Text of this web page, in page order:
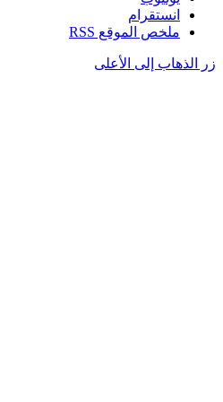
انستقرام
ملخص الموقع RSS
زر الذهاب إلى الأعلى